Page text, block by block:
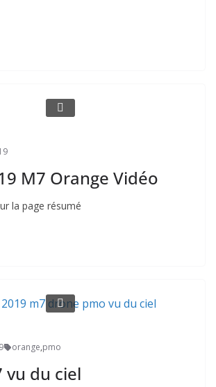
M7 Orange Vidéo
la page résumé
orange,pmo
vu du ciel